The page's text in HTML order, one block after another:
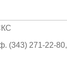
ф. (343) 271-22-80,